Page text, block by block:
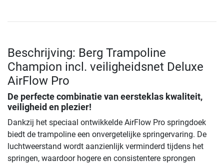
Beschrijving: Berg Trampoline
Champion incl. veiligheidsnet Deluxe
AirFlow Pro
De perfecte combinatie van eersteklas kwaliteit,
veiligheid en plezier!
Dankzij het speciaal ontwikkelde AirFlow Pro springdoek
biedt de trampoline een onvergetelijke springervaring. De
luchtweerstand wordt aanzienlijk verminderd tijdens het
springen, waardoor hogere en consistentere sprongen